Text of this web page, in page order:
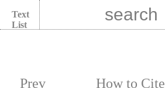
Text
List
Prev How to Cite